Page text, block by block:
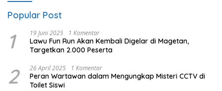
Popular Post
1 19 Juni 2025 1 Komentar
Lawu Fun Run Akan Kembali Digelar di Magetan,
Targetkan 2.000 Peserta
2 26 April 2025 1 Komentar
Peran Wartawan dalam Mengungkap Misteri CCTV di
Toilet Siswi